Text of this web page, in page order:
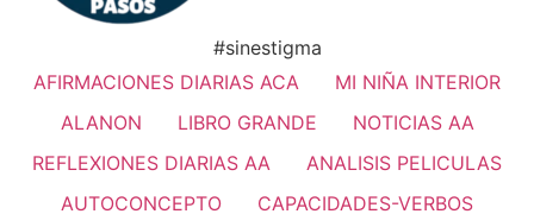
#sinestigma
AFIRMACIONES DIARIAS ACA
MI NIÑA INTERIOR
ALANON
LIBRO GRANDE
NOTICIAS AA
REFLEXIONES DIARIAS AA
ANALISIS PELICULAS
AUTOCONCEPTO
CAPACIDADES-VERBOS